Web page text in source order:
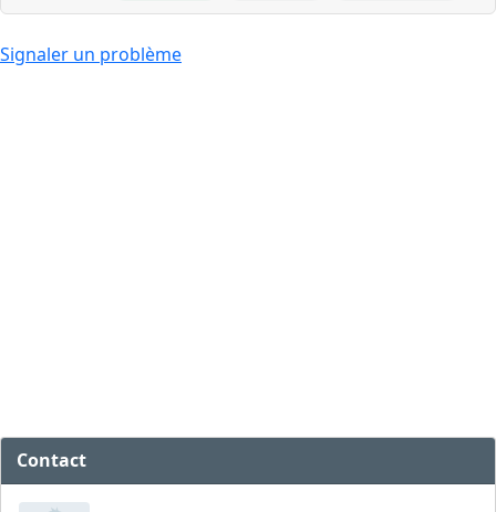
Signaler un problème
Contact